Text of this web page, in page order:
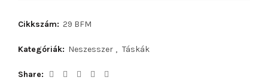
Cikkszám: 29 BFM
Kategóriák: Neszesszer , Táskák
Share